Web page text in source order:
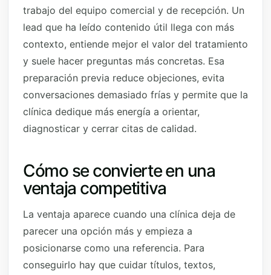
trabajo del equipo comercial y de recepción. Un
lead que ha leído contenido útil llega con más
contexto, entiende mejor el valor del tratamiento
y suele hacer preguntas más concretas. Esa
preparación previa reduce objeciones, evita
conversaciones demasiado frías y permite que la
clínica dedique más energía a orientar,
diagnosticar y cerrar citas de calidad.
Cómo se convierte en una
ventaja competitiva
La ventaja aparece cuando una clínica deja de
parecer una opción más y empieza a
posicionarse como una referencia. Para
conseguirlo hay que cuidar títulos, textos,